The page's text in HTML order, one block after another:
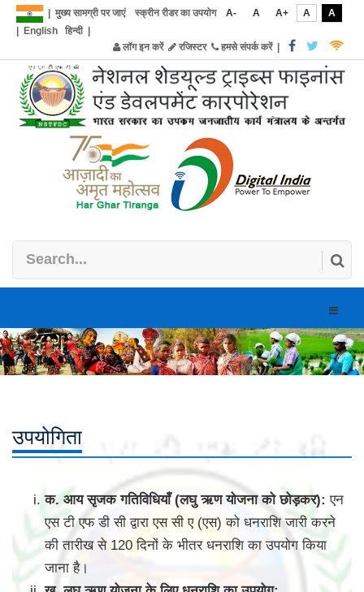
मुख्य सामग्री पर जाएं स्क्रीन रीडर का उपयोग A- A A+ A
A
English हिन्दी|
लॉग इन करें
रजिस्टर हमसे संपर्क करें|
Toggle
उपयोगिता
क. आय सृजक गतिविधियाँ (लघु ऋण योजना को छोड़कर): एन
एस टी एफ डी सी द्वारा एस सी ए (एस) को धनराशि जारी करने
की तारीख से 120 दिनों के भीतर धनराशि का उपयोग किया
जाना है।